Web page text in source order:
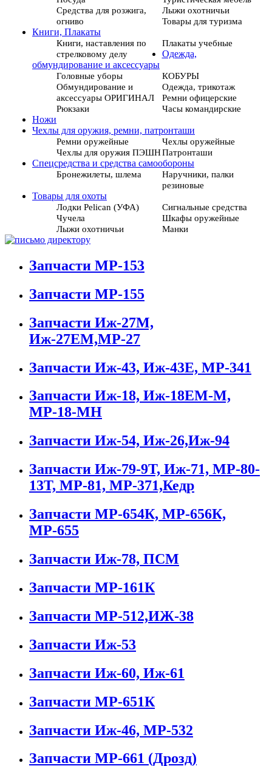
Средства для розжига,
огниво
Лыжи охотничьи
Товары для туризма
Книги, Плакаты
Книги, наставления по
стрелковому делу
Плакаты учебные
Одежда,
обмундирование и аксессуары
Головные уборы
КОБУРЫ
Обмундирование и
аксессуары ОРИГИНАЛ
Одежда, трикотаж
Ремни офицерские
Рюкзаки
Часы командирские
Ножи
Чехлы для оружия, ремни, патронташи
Ремни оружейные
Чехлы оружейные
Чехлы для оружия ПЭШНПатронташи
Спецсредства и средства самообороны
Бронежилеты, шлема
Наручники, палки
резиновые
Товары для охоты
Лодки Pelican (УФА)
Сигнальные средства
Чучела
Шкафы оружейные
Лыжи охотничьи
Манки
Запчасти МР-153
Запчасти МР-155
Запчасти Иж-27М,
Иж-27ЕМ,МР-27
Запчасти Иж-43, Иж-43Е, МР-341
Запчасти Иж-18, Иж-18ЕМ-М,
МР-18-МН
Запчасти Иж-54, Иж-26,Иж-94
Запчасти Иж-79-9Т, Иж-71, МР-80-
13Т, МР-81, МР-371,Кедр
Запчасти МР-654К, МР-656К,
МР-655
Запчасти Иж-78, ПСМ
Запчасти МР-161К
Запчасти МР-512,ИЖ-38
Запчасти Иж-53
Запчасти Иж-60, Иж-61
Запчасти МР-651К
Запчасти Иж-46, МР-532
Запчасти МР-661 (Дрозд)